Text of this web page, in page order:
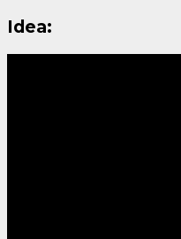
Idea: